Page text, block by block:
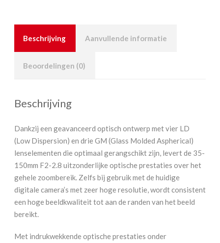
Beschrijving Aanvullende informatie
Beoordelingen (0)
Beschrijving
Dankzij een geavanceerd optisch ontwerp met vier LD
(Low Dispersion) en drie GM (Glass Molded Aspherical)
lenselementen die optimaal gerangschikt zijn, levert de 35-
150mm F2-2.8 uitzonderlijke optische prestaties over het
gehele zoombereik. Zelfs bij gebruik met de huidige
digitale camera’s met zeer hoge resolutie, wordt consistent
een hoge beeldkwaliteit tot aan de randen van het beeld
bereikt.
Met indrukwekkende optische prestaties onder